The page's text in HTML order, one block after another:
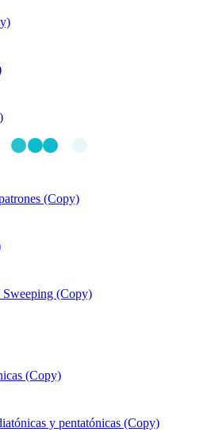
(Copy)
Sweeping (Copy)
(Copy)
y pentatónicas (Copy)